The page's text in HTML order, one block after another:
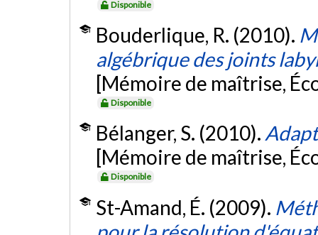
Disponible
Bouderlique, R. (2010).
algébrique des joints
[Mémoire de maîtrise,
Disponible
Bélanger, S. (2010).
[Mémoire de maîtrise,
Disponible
St-Amand, É. (2009).